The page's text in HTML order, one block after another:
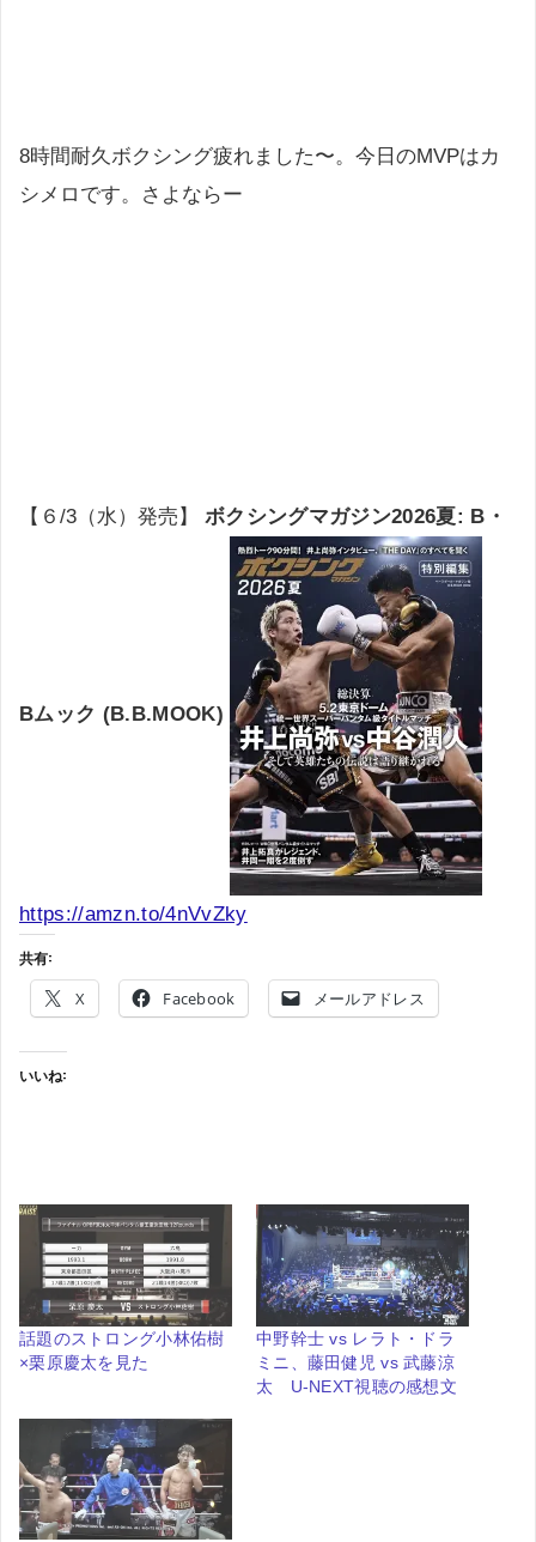
8時間耐久ボクシング疲れました〜。今日のMVPはカ
シメロです。さよならー
【６/3（水）発売】 ボクシングマガジン2026夏: B・
Bムック (B.B.MOOK)
https://amzn.to/4nVvZky
共有:
X Facebook メールアドレス
いいね:
話題のストロング小林佑樹
×栗原慶太を見た
中野幹士 vs レラト・ドラ
ミニ、藤田健児 vs 武藤涼
太 U-NEXT視聴の感想文